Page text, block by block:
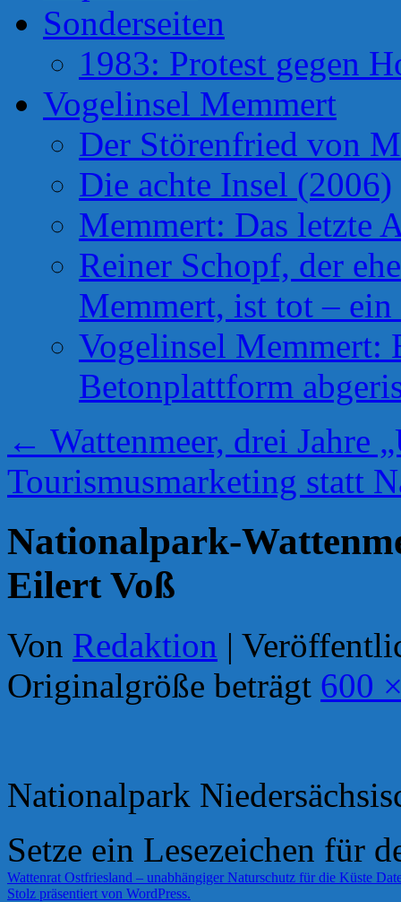
Sonderseiten
1983: Protest gegen
Vogelinsel Memmert
Der Störenfried von
Die achte Insel (2006)
Memmert: Das letzte
Reiner Schopf, der
Memmert, ist tot –
Vogelinsel Memmert:
Betonplattform
← Wattenmeer, drei Jahre
Tourismusmarketing statt
Nationalpark-
Eilert Voß
Von Redaktion |
Originalgröße beträgt 600
Nationalpark
Setze ein Lesezeichen für
Wattenrat Ostfriesland – unabhängiger Naturschutz für die Küste
Stolz präsentiert von WordPress.